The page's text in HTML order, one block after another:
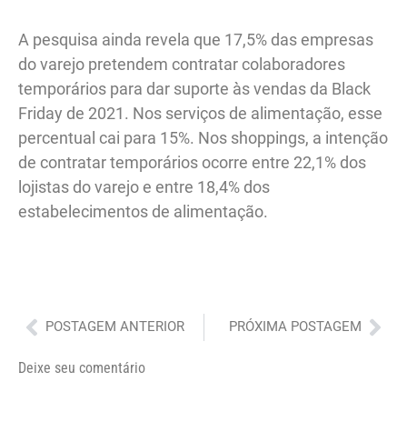
A pesquisa ainda revela que 17,5% das empresas
do varejo pretendem contratar colaboradores
temporários para dar suporte às vendas da Black
Friday de 2021. Nos serviços de alimentação, esse
percentual cai para 15%. Nos shoppings, a intenção
de contratar temporários ocorre entre 22,1% dos
lojistas do varejo e entre 18,4% dos
estabelecimentos de alimentação.
Anterior
POSTAGEM ANTERIOR PRÓXIMA POSTAGEM
Deixe seu comentário